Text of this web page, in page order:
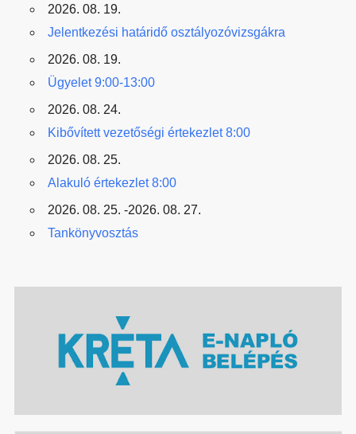
2026. 08. 19.
Jelentkezési határidő osztályozóvizsgákra
2026. 08. 19.
Ügyelet 9:00-13:00
2026. 08. 24.
Kibővített vezetőségi értekezlet 8:00
2026. 08. 25.
Alakuló értekezlet 8:00
2026. 08. 25. -2026. 08. 27.
Tankönyvosztás